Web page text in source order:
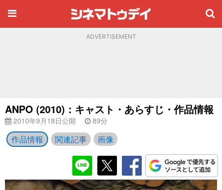
ADVERTISEMENT
ANPO (2010)：キャスト・あらすじ・作品情報
2010年9月18日公開 89分
作品情報 関連記事 画像